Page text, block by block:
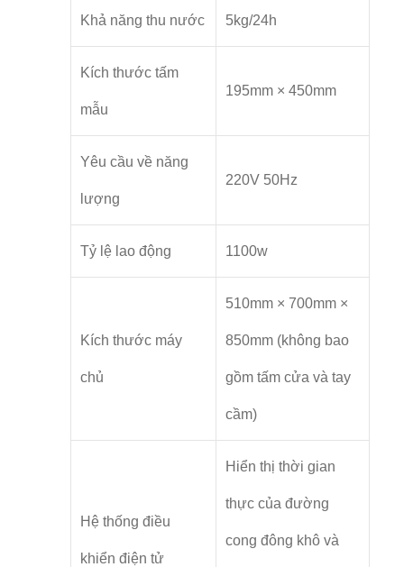
Khả năng thu nước 5kg/24h
Kích thước tấm
mẫu
195mm × 450mm
Yêu cầu về năng
lượng
220V 50Hz
Tỷ lệ lao động 1100w
Kích thước máy
chủ
510mm × 700mm ×
850mm (không bao
gồm tấm cửa và tay
cầm)
Hệ thống điều
khiển điện tử
Hiển thị thời gian
thực của đường
cong đông khô và